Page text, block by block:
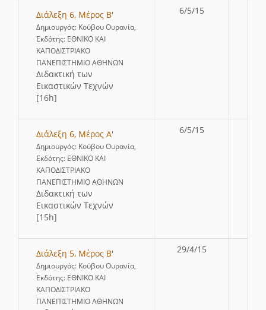
Διάλεξη 6, Μέρος Β'
Δημιουργός: Κούβου Ουρανία,
Εκδότης: ΕΘΝΙΚΟ ΚΑΙ
ΚΑΠΟΔΙΣΤΡΙΑΚΟ
ΠΑΝΕΠΙΣΤΗΜΙΟ ΑΘΗΝΩΝ
∆ιδακτική των
Εικαστικών Τεχνών
[16h]
6/5/15
Διάλεξη 6, Μέρος Α'
Δημιουργός: Κούβου Ουρανία,
Εκδότης: ΕΘΝΙΚΟ ΚΑΙ
ΚΑΠΟΔΙΣΤΡΙΑΚΟ
ΠΑΝΕΠΙΣΤΗΜΙΟ ΑΘΗΝΩΝ
∆ιδακτική των
Εικαστικών Τεχνών
[15h]
6/5/15
Διάλεξη 5, Μέρος Β'
Δημιουργός: Κούβου Ουρανία,
Εκδότης: ΕΘΝΙΚΟ ΚΑΙ
ΚΑΠΟΔΙΣΤΡΙΑΚΟ
ΠΑΝΕΠΙΣΤΗΜΙΟ ΑΘΗΝΩΝ
29/4/15